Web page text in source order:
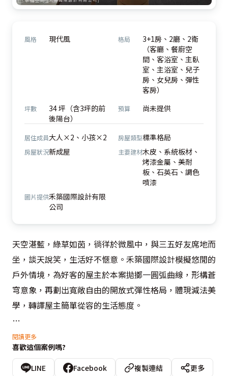
風格 現代風 格局
3+1房、2廳、2衛
（客廳、餐廚空
間、客浴室、主臥
室、主浴室、兒子
房、女兒房、彈性
客房）
坪數
34 坪（含3坪的前
後陽台）
預算 尚未提供
居住成員大人×2、小孩×2 房屋類型標準格局
房屋狀況新成屋 主要建材木皮、系統板材、
烤漆金屬、美耐
板、石英石、調色
噴漆
圖片提供禾築國際設計有限
公司
天空湛藍，綠草如茵，徜徉於微風中，與三五好友席地而
坐，談天說笑，生活好不愜意。禾築國際設計模擬悠閒的
戶外情境，為好客的屋主於本案拋擲一圓弧曲線，形構蒼
穹意象，再劃出寬敞自由的開放式彈性格局，體現減法美
學，轉譯屋主簡單從容的生活態度。
玄關
步入室內，入口左側的柔美圓弧立刻給歸者一個溫暖擁
抱，撫慰疲累的心。而這圓潤柔美線條，也躍上天花板、
閱讀更多
喜歡這個案例嗎?
LINE Facebook 複製連結
更多